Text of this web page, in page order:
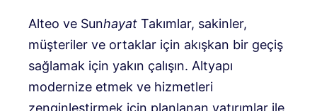
Alteo ve Sunhayat Takımlar, sakinler,
müşteriler ve ortaklar için akışkan bir geçiş
sağlamak için yakın çalışın. Altyapı
modernize etmek ve hizmetleri
zenginleştirmek için planlanan yatırımlar ile